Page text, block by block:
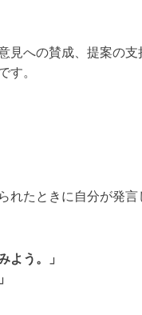
見への賛成、提案の支
す。
れたときに自分が発言
よう。」